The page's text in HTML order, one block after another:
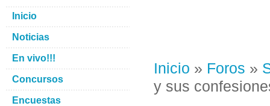
Inicio » Foros »
y sus
Inicio
Noticias
En vivo!!!
Concursos
Encuestas